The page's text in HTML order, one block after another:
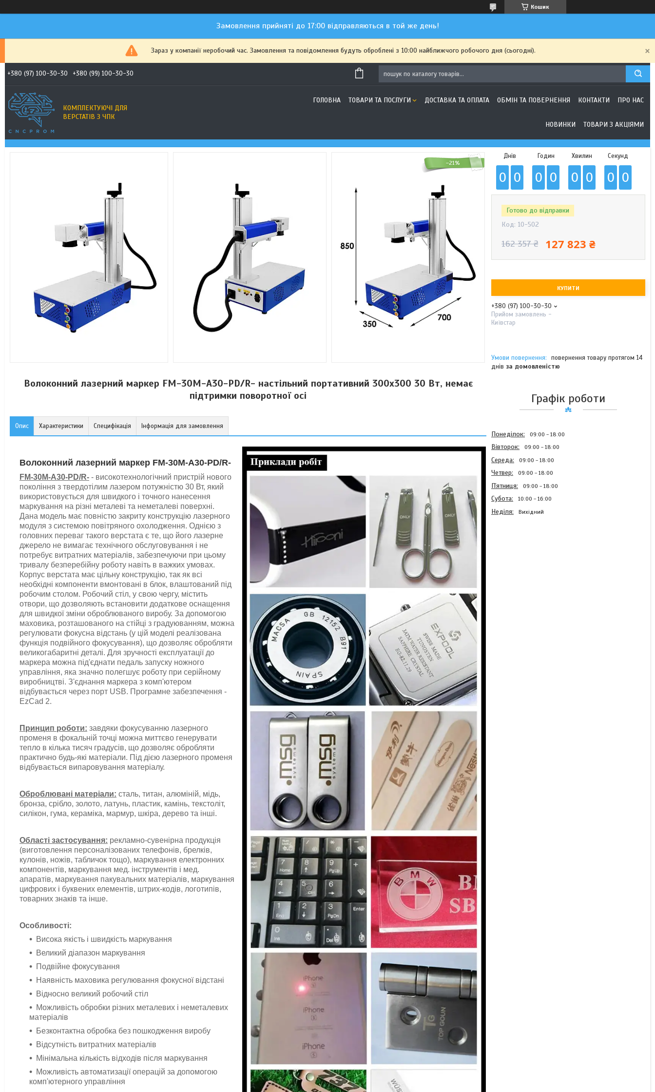
Кошик
Замовлення прийняті до 17:00 відправляються в той же день!
Зараз у компанії неробочий час. Замовлення та повідомлення будуть оброблені з 10:00 найближчого робочого дня (сьогодні).
+380 (97) 100-30-30 +380 (99) 100-30-30
КОМПЛЕКТУЮЧІ ДЛЯ
ВЕРСТАТІВ З ЧПК
ГОЛОВНА ТОВАРИ ТА ПОСЛУГИ ДОСТАВКА ТА ОПЛАТА ОБМІН ТА ПОВЕРНЕННЯ КОНТАКТИ ПРО НАС
НОВИНКИ ТОВАРИ З АКЦІЯМИ
–21%
Волоконний лазерний маркер FM-30M-A30-PD/R- настільний портативний 300x300 30 Вт, немає
підтримки поворотної осі
Опис Характеристики Специфікація Інформація для замовлення
Волоконний лазерний маркер FM-30M-A30-PD/R-
FM-30M-A30-PD/R- - високотехнологічний пристрій нового
покоління з твердотілим лазером потужністю 30 Вт, який
використовується для швидкого і точного нанесення
маркування на різні металеві та неметалеві поверхні.
Дана модель має повністю закриту конструкцію лазерного
модуля з системою повітряного охолодження. Однією з
головних переваг такого верстата є те, що його лазерне
джерело не вимагає технічного обслуговування і не
потребує витратних матеріалів, забезпечуючи при цьому
тривалу безперебійну роботу навіть в важких умовах.
Корпус верстата має цільну конструкцію, так як всі
необхідні компоненти вмонтовані в блок, влаштований під
робочим столом. Робочий стіл, у свою чергу, містить
отвори, що дозволяють встановити додаткове оснащення
для швидкої зміни оброблюваного виробу. За допомогою
маховика, розташованого на стійці з градуюванням, можна
регулювати фокусна відстань (у цій моделі реалізована
функція подвійного фокусування), що дозволяє обробляти
великогабаритні деталі. Для зручності експлуатації до
маркера можна під'єднати педаль запуску ножного
управління, яка значно полегшує роботу при серійному
виробництві. З'єднання маркера з комп'ютером
відбувається через порт USB. Програмне забезпечення -
EzCad 2.
Принцип роботи: завдяки фокусуванню лазерного
променя в фокальній точці можна миттєво генерувати
тепло в кілька тисяч градусів, що дозволяє обробляти
практично будь-які матеріали. Під дією лазерного променя
відбувається випаровування матеріалу.
Оброблювані матеріали: сталь, титан, алюміній, мідь,
бронза, срібло, золото, латунь, пластик, камінь, текстоліт,
силікон, гума, кераміка, мармур, шкіра, дерево та інші.
Області застосування: рекламно-сувенірна продукція
(виготовлення персоналізованих телефонів, брелків,
кулонів, ножів, табличок тощо), маркування електронних
компонентів, маркування мед. інструментів і мед.
апаратів, маркування пакувальних матеріалів, маркування
цифрових і буквених елементів, штрих-кодів, логотипів,
товарних знаків та інше.
Особливості:
Висока якість і швидкість маркування
Великий діапазон маркування
Подвійне фокусування
Наявність маховика регулювання фокусної відстані
Відносно великий робочий стіл
Можливість обробки різних металевих і неметалевих
матеріалів
Безконтактна обробка без пошкодження виробу
Відсутність витратних матеріалів
Мінімальна кількість відходів після маркування
Можливість автоматизації операцій за допомогою
комп'ютерного управління
Днів
0 0
Годин
0 0
Хвилин
0 0
Секунд
0 0
Готово до відправки
Код: 10-502
162 357 ₴ 127 823 ₴
КУПИТИ
+380 (97) 100-30-30
Прийом замовлень -
Київстар
повернення товару протягом 14
днів за домовленістю
Графік роботи
Понеділок 09:00 18:00
Вівторок 09:00 18:00
Середа 09:00 18:00
Четвер 09:00 18:00
Пʼятниця 09:00 18:00
Субота 10:00 16:00
Неділя Вихідний